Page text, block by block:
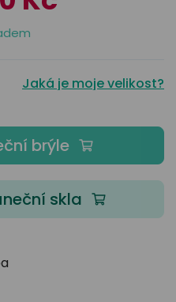
Jaká je moje velikost?
brýle
skla